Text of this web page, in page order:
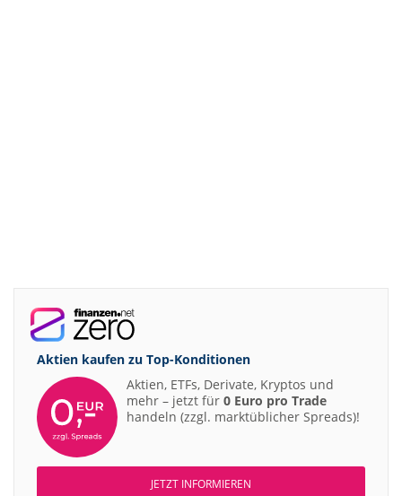
Aktien kaufen zu Top-Konditionen
Aktien, ETFs, Derivate, Kryptos und
mehr – jetzt für 0 Euro pro Trade
handeln (zzgl. marktüblicher Spreads)!
JETZT INFORMIEREN